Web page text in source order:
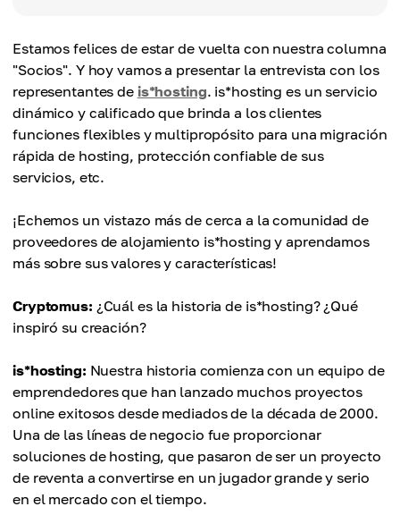
Estamos felices de estar de vuelta con nuestra columna
"Socios". Y hoy vamos a presentar la entrevista con los
representantes de is*hosting. is*hosting es un servicio
dinámico y calificado que brinda a los clientes
funciones flexibles y multipropósito para una migración
rápida de hosting, protección confiable de sus
servicios, etc.
¡Echemos un vistazo más de cerca a la comunidad de
proveedores de alojamiento is*hosting y aprendamos
más sobre sus valores y características!
Cryptomus: ¿Cuál es la historia de is*hosting? ¿Qué
inspiró su creación?
is*hosting: Nuestra historia comienza con un equipo de
emprendedores que han lanzado muchos proyectos
online exitosos desde mediados de la década de 2000.
Una de las líneas de negocio fue proporcionar
soluciones de hosting, que pasaron de ser un proyecto
de reventa a convertirse en un jugador grande y serio
en el mercado con el tiempo.